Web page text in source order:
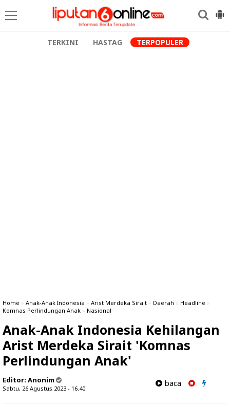
TERKINI HASTAG TERPOPULER
Home » Anak-Anak Indonesia » Arist Merdeka Sirait » Daerah » Headline »
Komnas Perlindungan Anak » Nasional
Anak-Anak Indonesia Kehilangan
Arist Merdeka Sirait 'Komnas
Perlindungan Anak'
Editor: Anonim
Sabtu, 26 Agustus 2023 - 16.40
baca